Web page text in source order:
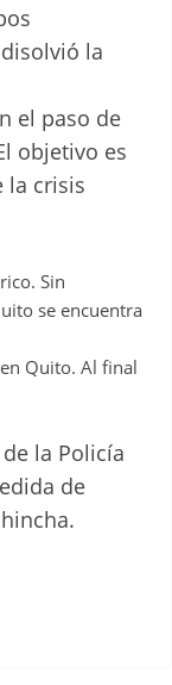
la
el paso de
objetivo es
la crisis
Sin
se encuentra
Quito. Al final
la Policía
de